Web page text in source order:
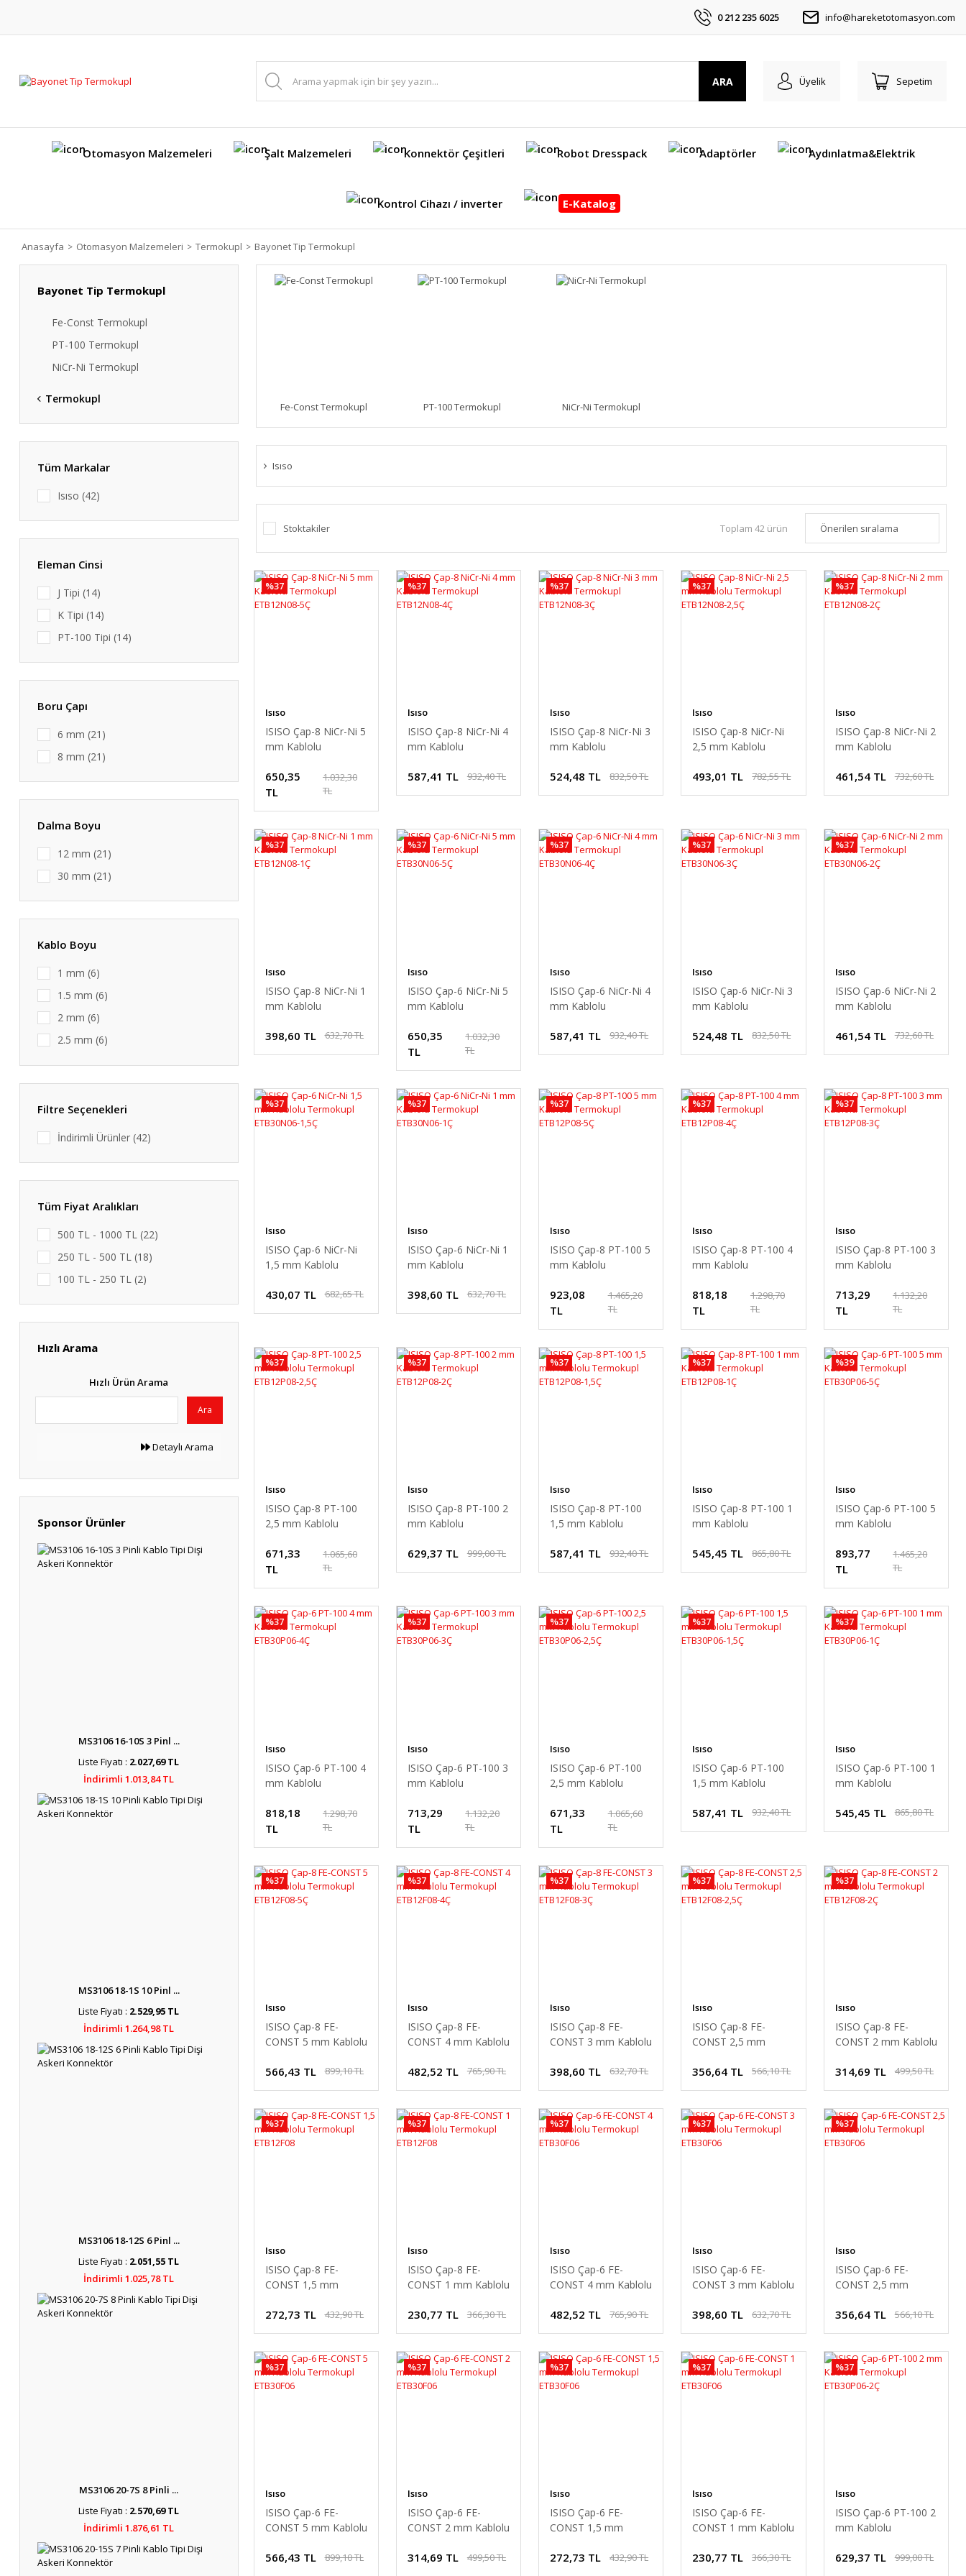
0 212 235 6025 info@hareketotomasyon.com
ARA Üyelik Sepetim
Otomasyon Malzemeleri Şalt Malzemeleri Konnektör Çeşitleri Robot Dresspack Adaptörler Aydınlatma&Elektrik
Kontrol Cihazı / inverter E-Katalog
Anasayfa Otomasyon Malzemeleri Termokupl Bayonet Tip Termokupl
Bayonet Tip Termokupl
Fe-Const Termokupl
PT-100 Termokupl
NiCr-Ni Termokupl
Termokupl
Tüm Markalar
Isıso (42)
Eleman Cinsi
J Tipi (14)
K Tipi (14)
PT-100 Tipi (14)
Boru Çapı
6 mm (21)
8 mm (21)
Dalma Boyu
12 mm (21)
30 mm (21)
Kablo Boyu
1 mm (6)
1.5 mm (6)
2 mm (6)
2.5 mm (6)
3 mm (6)
4 mm (6)
5 mm (6)
Filtre Seçenekleri
İndirimli Ürünler (42)
Tüm Fiyat Aralıkları
500 TL - 1000 TL (22)
250 TL - 500 TL (18)
100 TL - 250 TL (2)
Hızlı Arama
Hızlı Ürün Arama
Ara
Detaylı Arama
Sponsor Ürünler
MS3106 16-10S 3 Pinl ...
Liste Fiyatı : 2.027,69 TL
İndirimli 1.013,84 TL
MS3106 18-1S 10 Pinl ...
Liste Fiyatı : 2.529,95 TL
İndirimli 1.264,98 TL
MS3106 18-12S 6 Pinl ...
Liste Fiyatı : 2.051,55 TL
İndirimli 1.025,78 TL
MS3106 20-7S 8 Pinli ...
Liste Fiyatı : 2.570,69 TL
İndirimli 1.876,61 TL
Fe-Const Termokupl PT-100 Termokupl NiCr-Ni Termokupl
Isıso
Stoktakiler Toplam 42 ürün
%37
Isıso
ISISO Çap-8 NiCr-Ni 5
mm Kablolu
ETB12N08-5Ç
650,35
TL
1.032,30
TL
%37
Isıso
ISISO Çap-8 NiCr-Ni 4
mm Kablolu
ETB12N08-4Ç
587,41 TL 932,40 TL
%37
Isıso
ISISO Çap-8 NiCr-Ni 3
mm Kablolu
ETB12N08-3Ç
524,48 TL 832,50 TL
%37
Isıso
ISISO Çap-8 NiCr-Ni
2,5 mm Kablolu
ETB12N08-2,5Ç
493,01 TL 782,55 TL
%37
Isıso
ISISO Çap-8 NiCr-Ni 2
mm Kablolu
ETB12N08-2Ç
461,54 TL 732,60 TL
%37
Isıso
ISISO Çap-8 NiCr-Ni 1
mm Kablolu
ETB12N08-1Ç
398,60 TL 632,70 TL
%37
Isıso
ISISO Çap-6 NiCr-Ni 5
mm Kablolu
ETB30N06-5Ç
650,35
TL
1.032,30
TL
%37
Isıso
ISISO Çap-6 NiCr-Ni 4
mm Kablolu
ETB30N06-4Ç
587,41 TL 932,40 TL
%37
Isıso
ISISO Çap-6 NiCr-Ni 3
mm Kablolu
ETB30N06-3Ç
524,48 TL 832,50 TL
%37
Isıso
ISISO Çap-6 NiCr-Ni 2
mm Kablolu
ETB30N06-2Ç
461,54 TL 732,60 TL
%37
Isıso
ISISO Çap-6 NiCr-Ni
1,5 mm Kablolu
ETB30N06-1,5Ç
430,07 TL 682,65 TL
%37
Isıso
ISISO Çap-6 NiCr-Ni 1
mm Kablolu
ETB30N06-1Ç
398,60 TL 632,70 TL
%37
Isıso
ISISO Çap-8 PT-100 5
mm Kablolu
ETB12P08-5Ç
923,08
TL
1.465,20
TL
%37
Isıso
ISISO Çap-8 PT-100 4
mm Kablolu
ETB12P08-4Ç
818,18
TL
1.298,70
TL
%37
Isıso
ISISO Çap-8 PT-100 3
mm Kablolu
ETB12P08-3Ç
713,29
TL
1.132,20
TL
%37
Isıso
ISISO Çap-8 PT-100
2,5 mm Kablolu
ETB12P08-2,5Ç
671,33
TL
1.065,60
TL
%37
Isıso
ISISO Çap-8 PT-100 2
mm Kablolu
ETB12P08-2Ç
629,37 TL 999,00 TL
%37
Isıso
ISISO Çap-8 PT-100
1,5 mm Kablolu
ETB12P08-1,5Ç
587,41 TL 932,40 TL
%37
Isıso
ISISO Çap-8 PT-100 1
mm Kablolu
ETB12P08-1Ç
545,45 TL 865,80 TL
%39
Isıso
ISISO Çap-6 PT-100 5
mm Kablolu
ETB30P06-5Ç
893,77
TL
1.465,20
TL
%37
Isıso
ISISO Çap-6 PT-100 4
mm Kablolu
ETB30P06-4Ç
818,18
TL
1.298,70
TL
%37
Isıso
ISISO Çap-6 PT-100 3
mm Kablolu
ETB30P06-3Ç
713,29
TL
1.132,20
TL
%37
Isıso
ISISO Çap-6 PT-100
2,5 mm Kablolu
ETB30P06-2,5Ç
671,33
TL
1.065,60
TL
%37
Isıso
ISISO Çap-6 PT-100
1,5 mm Kablolu
ETB30P06-1,5Ç
587,41 TL 932,40 TL
%37
Isıso
ISISO Çap-6 PT-100 1
mm Kablolu
ETB30P06-1Ç
545,45 TL 865,80 TL
%37
Isıso
ISISO Çap-8 FE-
CONST 5 mm Kablolu
ETB12F08-5Ç
566,43 TL 899,10 TL
%37
Isıso
ISISO Çap-8 FE-
CONST 4 mm Kablolu
ETB12F08-4Ç
482,52 TL 765,90 TL
%37
Isıso
ISISO Çap-8 FE-
CONST 3 mm Kablolu
ETB12F08-3Ç
398,60 TL 632,70 TL
%37
Isıso
ISISO Çap-8 FE-
CONST 2,5 mm
ETB12F08-2,5Ç
356,64 TL 566,10 TL
%37
Isıso
ISISO Çap-8 FE-
CONST 2 mm Kablolu
ETB12F08-2Ç
314,69 TL 499,50 TL
%37
Isıso
ISISO Çap-8 FE-
CONST 1,5 mm
ETB12F08
272,73 TL 432,90 TL
%37
Isıso
ISISO Çap-8 FE-
CONST 1 mm Kablolu
230,77 TL 366,30 TL
%37
Isıso
ISISO Çap-6 FE-
CONST 4 mm Kablolu
482,52 TL 765,90 TL
%37
Isıso
ISISO Çap-6 FE-
CONST 3 mm Kablolu
398,60 TL 632,70 TL
%37
Isıso
ISISO Çap-6 FE-
CONST 2,5 mm
ETB30F06
356,64 TL 566,10 TL
%37
Isıso
ISISO Çap-6 FE-
CONST 5 mm Kablolu
566,43 TL 899,10 TL
%37
Isıso
ISISO Çap-6 FE-
CONST 2 mm Kablolu
314,69 TL 499,50 TL
%37
Isıso
ISISO Çap-6 FE-
CONST 1,5 mm
ETB30F06
272,73 TL 432,90 TL
%37
Isıso
ISISO Çap-6 FE-
CONST 1 mm Kablolu
230,77 TL 366,30 TL
%37
Isıso
ISISO Çap-6 PT-100 2
mm Kablolu
ETB30P06-2Ç
629,37 TL 999,00 TL